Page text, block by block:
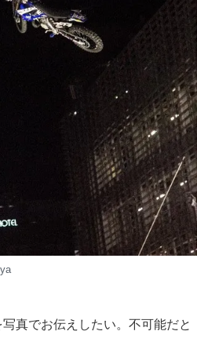
真でお伝えしたい。不可能だと